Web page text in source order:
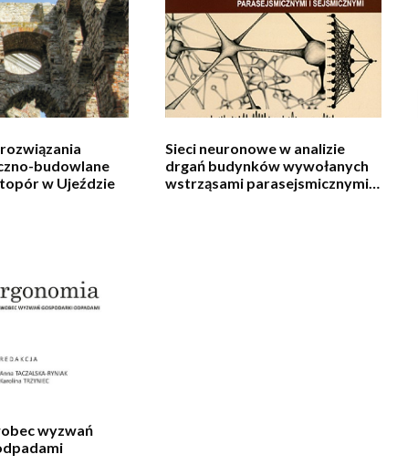
budowlane
w Ujeździe
Sieci neuronowe w analizie
drgań budynków wywołanych
wstrząsami parasejsmicznymi i
wyzwań